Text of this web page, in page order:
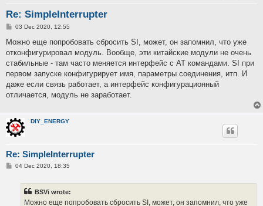
Re: SimpleInterrupter
P
s
03 Dec 2020, 12:55
Можно еще попробовать сбросить SI, может, он запомнил, что уже
отконфигурировал модуль. Вообще, эти китайские модули не очень
стабильные - там часто меняется интерфейс с AT командами. SI при
первом запуске конфигурирует имя, параметры соединения, итп. И
даже если связь работает, а интерфейс конфигурационный
отличается, модуль не заработает.
DIY_ENERGY
Re: SimpleInterrupter
P04 Dec 2020, 18:35
BSVi wrote:
Можно еще попробовать сбросить SI, может, он запомнил, что уже